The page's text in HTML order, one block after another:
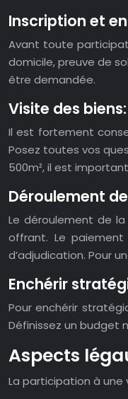
Inscription et
Avant toute
domicile, preuve de
être demandée.
Visite des
Il est fortement
Posez toutes vos
500m², il est
Déroulement
Le déroulement de
offrant. Le
d’adjudication. Pour
Enchérir
Pour enchérir
Définissez un budget
Aspects
La participation à une